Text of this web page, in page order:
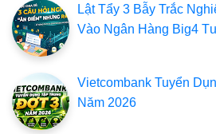
Lật Tẩy 3 Bẫy Trắc
Vào Ngân Hàng Big4
Vietcombank Tuyển
Năm 2026